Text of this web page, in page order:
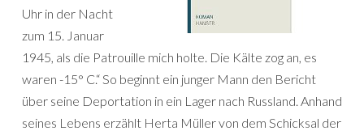
Uhr in der Nacht
zum 15. Januar
1945, als die Patrouille mich holte. Die Kälte zog an, es
waren -15° C.“ So beginnt ein junger Mann den Bericht
über seine Deportation in ein Lager nach Russland. Anhand
seines Lebens erzählt Herta Müller von dem Schicksal der